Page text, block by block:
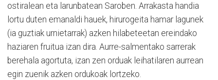
ostiralean eta larunbatean Saroben. Arrakasta handia
lortu duten emanaldi hauek, hirurogeita hamar lagunek
(ia guztiak urnietarrak) azken hilabeteetan ereindako
haziaren fruitua izan dira. Aurre-salmentako sarrerak
berehala agortuta, izan zen orduak leihatilaren aurrean
egin zuenik azken ordukoak lortzeko.